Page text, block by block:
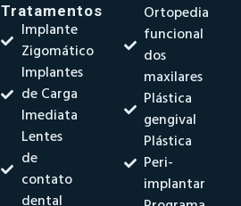
Tratamentos
Implante
Zigomático
Implantes
de Carga
Imediata
Lentes
de
contato
dental
Ortopedia
funcional
dos
maxilares
Plástica
gengival
Plástica
Peri-
implantar